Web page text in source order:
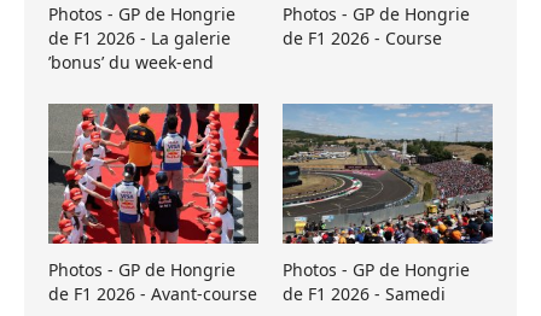
Photos - GP de Hongrie
de F1 2026 - La galerie
’bonus’ du week-end
Photos - GP de Hongrie
de F1 2026 - Course
Photos - GP de Hongrie
de F1 2026 - Avant-course
Photos - GP de Hongrie
de F1 2026 - Samedi